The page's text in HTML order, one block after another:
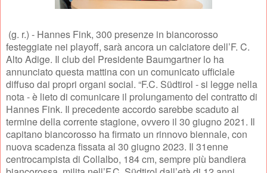
(g. r.) - Hannes Fink, 300 presenze in biancorosso
festeggiate nei playoff, sarà ancora un calciatore dell’F. C.
Alto Adige. Il club del Presidente Baumgartner lo ha
annunciato questa mattina con un comunicato ufficiale
diffuso dai propri organi social. “F.C. Südtirol - si legge nella
nota - è lieto di comunicare il prolungamento del contratto di
Hannes Fink. Il precedente accordo sarebbe scaduto al
termine della corrente stagione, ovvero il 30 giugno 2021. Il
capitano biancorosso ha firmato un rinnovo biennale, con
nuova scadenza fissata al 30 giugno 2023. Il 31enne
centrocampista di Collalbo, 184 cm, sempre più bandiera